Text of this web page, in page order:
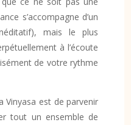
s’accompagne d’un
mais le plus
à l’écoute
de votre rythme
Vinyasa est de parvenir
tout un ensemble de